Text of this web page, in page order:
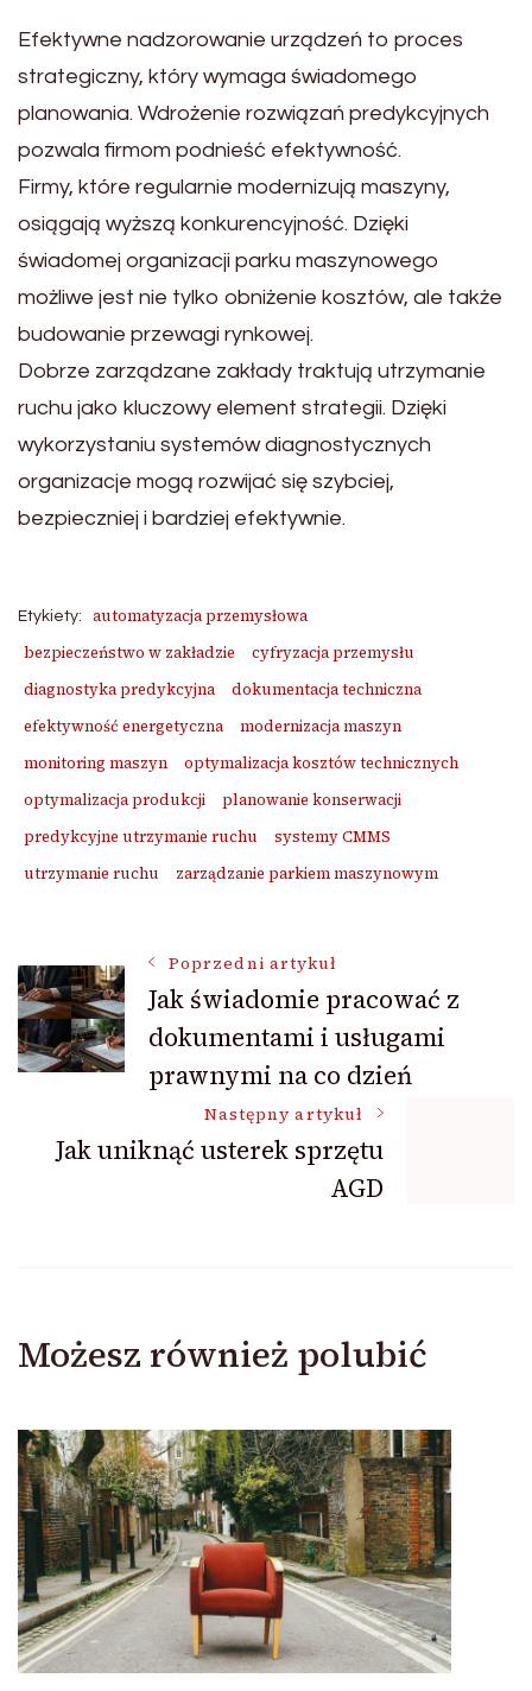
Efektywne nadzorowanie urządzeń to proces
strategiczny, który wymaga świadomego
planowania. Wdrożenie rozwiązań predykcyjnych
pozwala firmom podnieść efektywność.
Firmy, które regularnie modernizują maszyny,
osiągają wyższą konkurencyjność. Dzięki
świadomej organizacji parku maszynowego
możliwe jest nie tylko obniżenie kosztów, ale także
budowanie przewagi rynkowej.
Dobrze zarządzane zakłady traktują utrzymanie
ruchu jako kluczowy element strategii. Dzięki
wykorzystaniu systemów diagnostycznych
organizacje mogą rozwijać się szybciej,
bezpieczniej i bardziej efektywnie.
Etykiety:
automatyzacja przemysłowa
bezpieczeństwo w zakładzie
cyfryzacja przemysłu
diagnostyka predykcyjna
dokumentacja techniczna
efektywność energetyczna
modernizacja maszyn
monitoring maszyn
optymalizacja kosztów technicznych
optymalizacja produkcji
planowanie konserwacji
predykcyjne utrzymanie ruchu
systemy CMMS
utrzymanie ruchu
zarządzanie parkiem maszynowym
Nawigacja
wpisu
Poprzedni artykuł
Jak świadomie pracować z
dokumentami i usługami
prawnymi na co dzień
Następny artykuł
Jak uniknąć usterek sprzętu
AGD
Możesz również polubić